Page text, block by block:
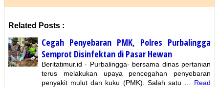
Related Posts :
Cegah Penyebaran PMK, Polres Purbalingga
Semprot Disinfektan di Pasar Hewan
Beritatimur.id - Purbalingga- bersama dinas pertanian
terus melakukan upaya pencegahan penyebaran
penyakit mulut dan kuku (PMK). Salah satu …
Read